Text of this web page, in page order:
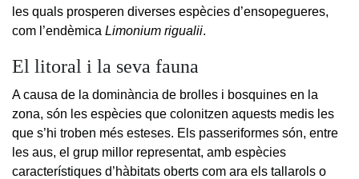
les quals prosperen diverses espècies d’ensopegueres,
com l’endèmica Limonium rigualii.
El litoral i la seva fauna
A causa de la dominància de brolles i bosquines en la
zona, són les espècies que colonitzen aquests medis les
que s’hi troben més esteses. Els passeriformes són, entre
les aus, el grup millor representat, amb espècies
característiques d’hàbitats oberts com ara els tallarols o